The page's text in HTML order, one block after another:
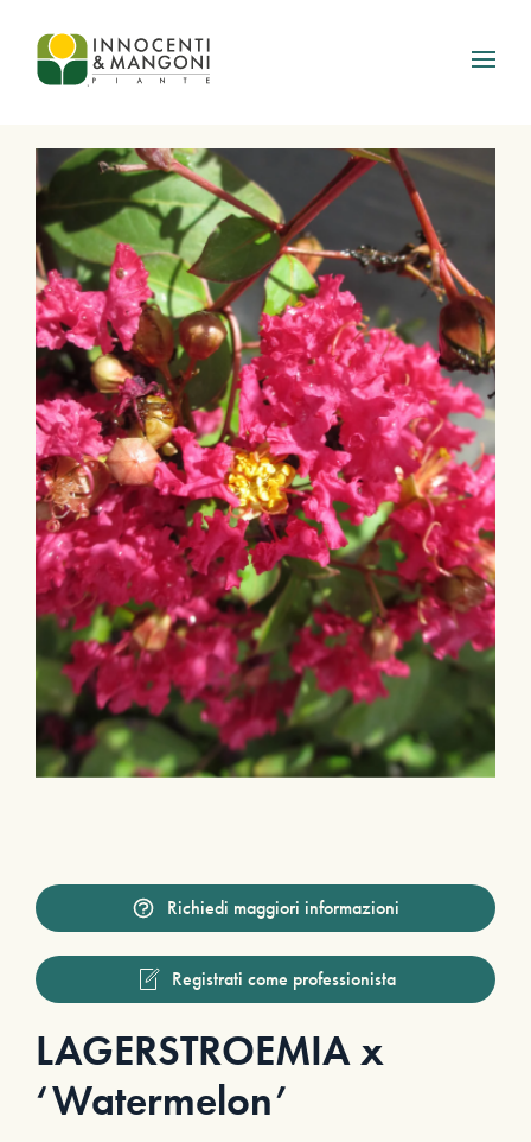
Skip to main content
Richiedi maggiori informazioni
Registrati come professionista
LAGERSTROEMIA x
‘Watermelon’